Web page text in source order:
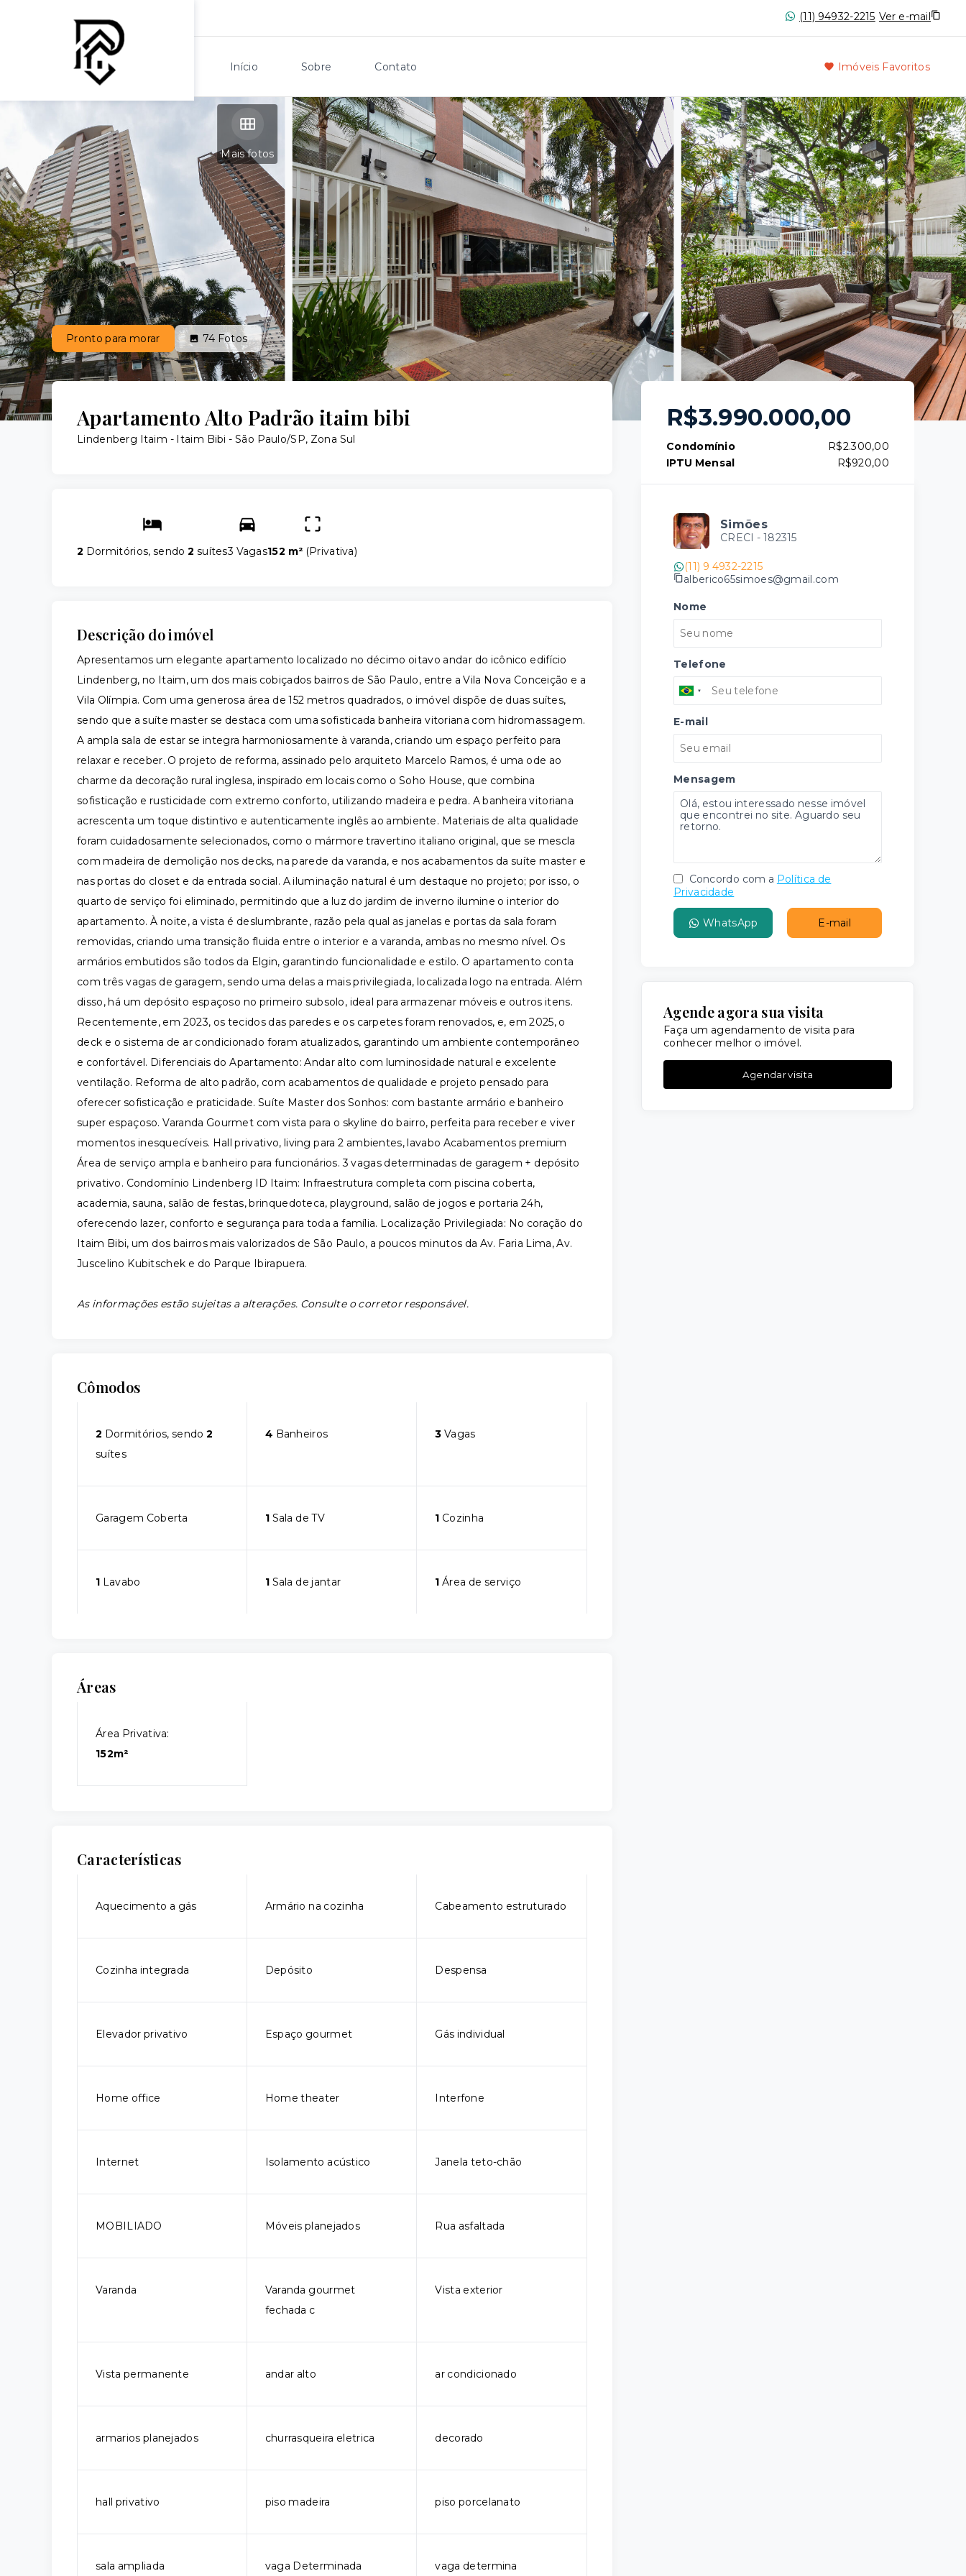
(11) 94932-2215 Ver e-mail
Início Sobre Contato Imóveis Favoritos
Mais fotos
Pronto para morar 74 Fotos
Apartamento Alto Padrão itaim bibi
Lindenberg Itaim - Itaim Bibi - São Paulo/SP, Zona Sul
2 Dormitórios, sendo2 suítes3 Vagas152 m² (Privativa)
Descrição do imóvel
Apresentamos um elegante apartamento localizado no décimo oitavo andar do icônico edifício
Lindenberg, no Itaim, um dos mais cobiçados bairros de São Paulo, entre a Vila Nova Conceição e a
Vila Olímpia. Com uma generosa área de 152 metros quadrados, o imóvel dispõe de duas suítes,
sendo que a suíte master se destaca com uma sofisticada banheira vitoriana com hidromassagem.
A ampla sala de estar se integra harmoniosamente à varanda, criando um espaço perfeito para
relaxar e receber. O projeto de reforma, assinado pelo arquiteto Marcelo Ramos, é uma ode ao
charme da decoração rural inglesa, inspirado em locais como o Soho House, que combina
sofisticação e rusticidade com extremo conforto, utilizando madeira e pedra. A banheira vitoriana
acrescenta um toque distintivo e autenticamente inglês ao ambiente. Materiais de alta qualidade
foram cuidadosamente selecionados, como o mármore travertino italiano original, que se mescla
com madeira de demolição nos decks, na parede da varanda, e nos acabamentos da suíte master e
nas portas do closet e da entrada social. A iluminação natural é um destaque no projeto; por isso, o
quarto de serviço foi eliminado, permitindo que a luz do jardim de inverno ilumine o interior do
apartamento. À noite, a vista é deslumbrante, razão pela qual as janelas e portas da sala foram
removidas, criando uma transição fluida entre o interior e a varanda, ambas no mesmo nível. Os
armários embutidos são todos da Elgin, garantindo funcionalidade e estilo. O apartamento conta
com três vagas de garagem, sendo uma delas a mais privilegiada, localizada logo na entrada. Além
disso, há um depósito espaçoso no primeiro subsolo, ideal para armazenar móveis e outros itens.
Recentemente, em 2023, os tecidos das paredes e os carpetes foram renovados, e, em 2025, o
deck e o sistema de ar condicionado foram atualizados, garantindo um ambiente contemporâneo
e confortável. Diferenciais do Apartamento: Andar alto com luminosidade natural e excelente
ventilação. Reforma de alto padrão, com acabamentos de qualidade e projeto pensado para
oferecer sofisticação e praticidade. Suíte Master dos Sonhos: com bastante armário e banheiro
super espaçoso. Varanda Gourmet com vista para o skyline do bairro, perfeita para receber e viver
momentos inesquecíveis. Hall privativo, living para 2 ambientes, lavabo Acabamentos premium
Área de serviço ampla e banheiro para funcionários. 3 vagas determinadas de garagem + depósito
privativo. Condomínio Lindenberg ID Itaim: Infraestrutura completa com piscina coberta,
academia, sauna, salão de festas, brinquedoteca, playground, salão de jogos e portaria 24h,
oferecendo lazer, conforto e segurança para toda a família. Localização Privilegiada: No coração do
Itaim Bibi, um dos bairros mais valorizados de São Paulo, a poucos minutos da Av. Faria Lima, Av.
Juscelino Kubitschek e do Parque Ibirapuera.
As informações estão sujeitas a alterações. Consulte o corretor responsável.
Cômodos
2 Dormitórios, sendo2
suítes
4 Banheiros 3 Vagas
Garagem Coberta 1Sala de TV 1 Cozinha
1 Lavabo 1Sala de jantar 1 Área de serviço
Áreas
Área Privativa:
152m²
Características
Aquecimento a gás Armário na cozinha Cabeamento estruturado
Cozinha integrada Depósito Despensa
Elevador privativo Espaço gourmet Gás individual
Home office Home theater Interfone
Internet Isolamento acústico Janela teto-chão
MOBILIADO Móveis planejados Rua asfaltada
Varanda
Varanda gourmet
fechada c
Vista exterior
Vista permanente andar alto ar condicionado
armarios planejados churrasqueira eletrica decorado
hall privativo piso madeira piso porcelanato
sala ampliada vaga Determinada vaga determina
R$3.990.000,00
Condomínio
R$2.300,00
IPTU Mensal
R$920,00
Simões
CRECI - 182315
(11) 9 4932-2215
alberico65simoes@gmail.com
Nome
Telefone
E-mail
Mensagem
Concordo com a Política de
Privacidade
WhatsApp E-mail
Agende agora sua visita
Faça um agendamento de visita para
conhecer melhor o imóvel.
Agendar visita